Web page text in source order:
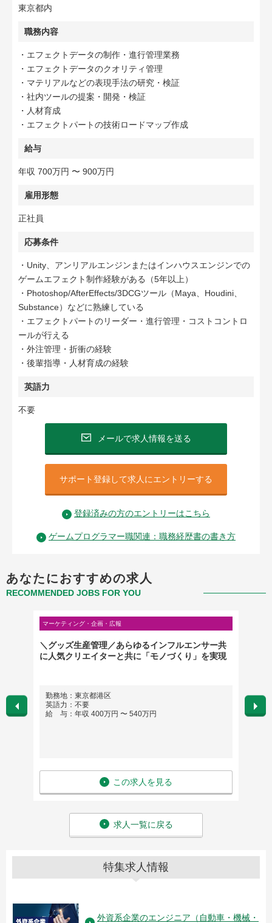
東京都内
職務内容
・エフェクトデータの制作・進行管理業務
・エフェクトデータのクオリティ管理
・マテリアルなどの表現手法の研究・検証
・社内ツールの提案・開発・検証
・人材育成
・エフェクトパートの技術ロードマップ作成
給与
年収 700万円 〜 900万円
雇用形態
正社員
応募条件
・Unity、アンリアルエンジンまたはインハウスエンジンでの
ゲームエフェクト制作経験がある（5年以上）
・Photoshop/AfterEffects/3DCGツール（Maya、Houdini、
Substance）などに熟練している
・エフェクトパートのリーダー・進行管理・コストコントロ
ールが行える
・外注管理・折衝の経験
・後輩指導・人材育成の経験
英語力
不要
メールで求人情報を送る
サポート登録して求人にエントリーする
登録済みの方のエントリーはこちら
ゲームプログラマー職関連：職務経歴書の書き方
あなたにおすすめの求人
RECOMMENDED JOBS FOR YOU
マーケティング・企画・広報
＼グッズ生産管理／あらゆるインフルエンサー共
に人気クリエイターと共に「モノづくり」を実現
勤務地：東京都港区
英語力：不要
給 与：年収 400万円 〜 540万円
この求人を見る
勤務
※希
英語
求人一覧に戻る
特集求人情報
外資系企業のエンジニア（自動車・機械・